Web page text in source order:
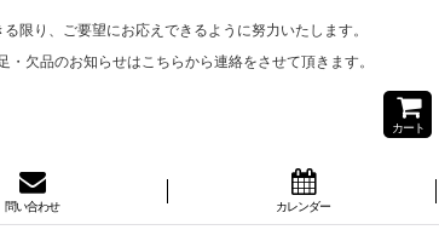
限り、ご要望にお応えできるように努力いたします。
欠品のお知らせはこちらから連絡をさせて頂きます。
カート
問い合わせ カレンダー